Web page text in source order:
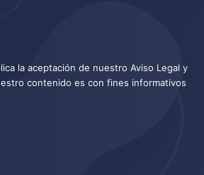
la aceptación de nuestro Aviso Legal y
contenido es con fines informativos